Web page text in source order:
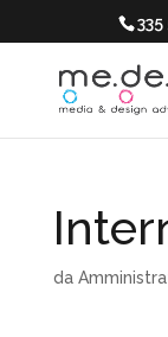
da